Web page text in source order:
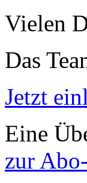
Vielen
Das
Jetzt
Eine
zur